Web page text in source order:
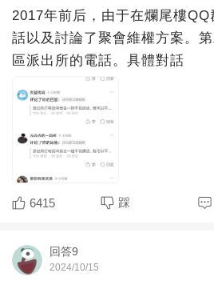
2017年前后，由于在爛尾樓
話以及討論了聚會維權方案。
區派出所的電話。具體對話
6415 踩
回答9
2024/10/15